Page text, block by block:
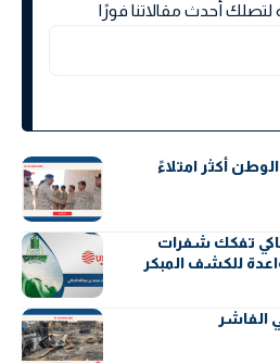
لتصلك أحدث مقالاتنا فورًا
أكثر امتلاءً
تفكك شفرات
للكشف المبكر
الفاشر